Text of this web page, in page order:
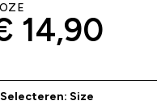
14,90
Selecteren: Size